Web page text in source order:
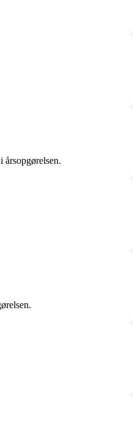
årsopgørelsen.